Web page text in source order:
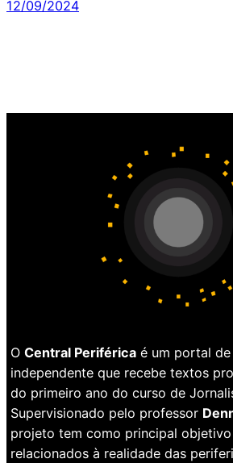
12/09/2024
O Central Periférica é um portal
independente que recebe textos
do primeiro ano do curso de
Supervisionado pelo professor
projeto tem como principal
relacionados à realidade das